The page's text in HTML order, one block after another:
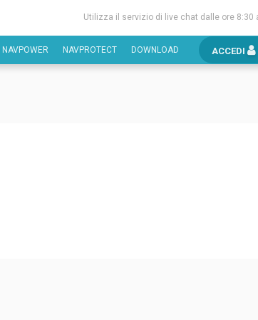
Utilizza il servizio di live chat dalle ore 8:30
NAVPOWER NAVPROTECT DOWNLOAD ACCEDI